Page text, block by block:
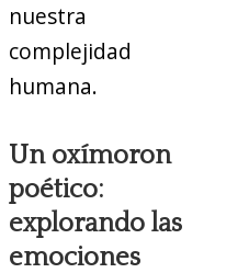
nuestra
complejidad
humana.
Un oxímoron
poético:
explorando las
emociones